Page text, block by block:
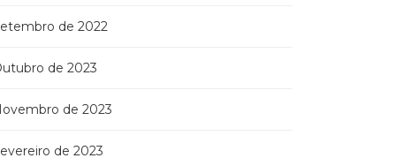
de 2022
de 2023
de 2023
de 2023